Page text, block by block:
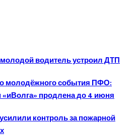
водитель устроил ДТП
молодёжного события ПФО:
«иВолга» продлена до 4 июня
контроль за пожарной